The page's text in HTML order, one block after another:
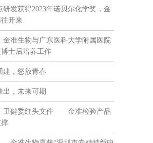
研发获得2023年诺贝尔化学奖，金
开来
金准生物与广东医科大学附属医院
士后培养工作
建，怒放青春
出，未来可期
卫健委红头文件——金准检验产品